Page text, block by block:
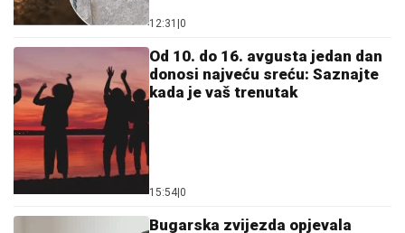
12:31 0
Od 10. do 16. avgusta jedan dan
donosi najveću sreću: Saznajte
kada je vaš trenutak
15:54 0
Bugarska zvijezda opjevala